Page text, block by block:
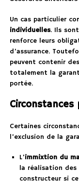
Un cas particulier
individuelles. Ils
renforce leurs
d’assurance.
peuvent contenir
totalement la
portée.
Circonstances
Certaines
l’exclusion de la
L’immixtion du
la réalisation
constructeur si